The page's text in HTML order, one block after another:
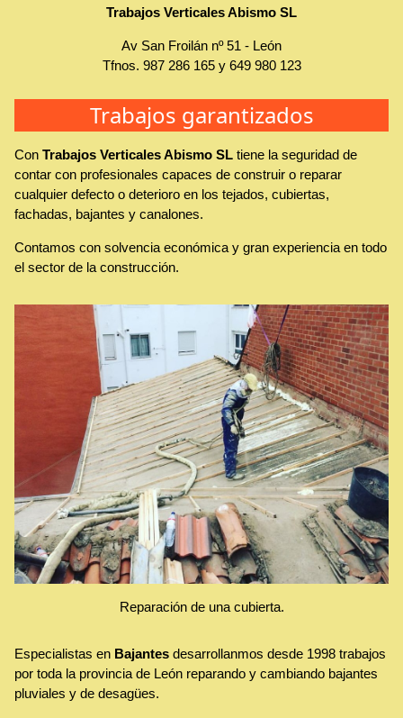
Trabajos Verticales Abismo SL
Av San Froilán nº 51 - León
Tfnos. 987 286 165y 649 980 123
Trabajos garantizados
Con Trabajos Verticales Abismo SL tiene la seguridad de
contar con profesionales capaces de construir o reparar
cualquier defecto o deterioro en los tejados, cubiertas,
fachadas, bajantes y canalones.
Contamos con solvencia económica y gran experiencia en todo
el sector de la construcción.
Reparación de una cubierta.
Especialistas en Bajantes desarrollanmos desde 1998 trabajos
por toda la provincia de León reparando y cambiando bajantes
pluviales y de desagües.